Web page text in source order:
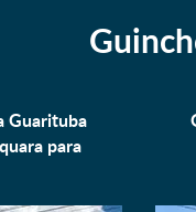
Guarituba
para